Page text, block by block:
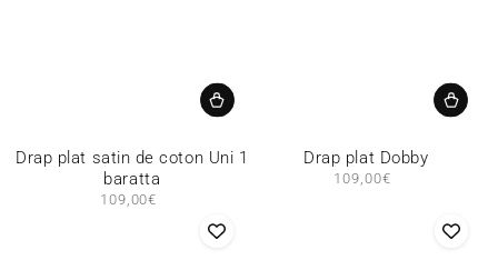
Drap plat satin de coton Uni 1
baratta
Prix
109,00€
Drap plat Dobby
Prix
109,00€